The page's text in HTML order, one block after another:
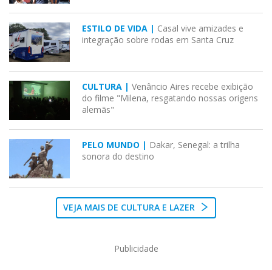
ESTILO DE VIDA | Casal vive amizades e
integração sobre rodas em Santa Cruz
CULTURA | Venâncio Aires recebe exibição
do filme "Milena, resgatando nossas origens
alemãs"
PELO MUNDO | Dakar, Senegal: a trilha
sonora do destino
VEJA MAIS DE CULTURA E LAZER
Publicidade